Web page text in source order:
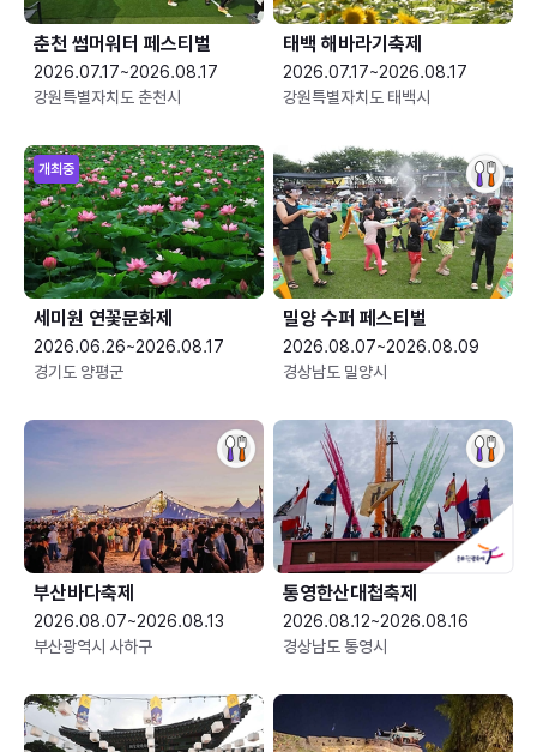
춘천 썸머워터 페스티벌
2026.07.17~2026.08.17
강원특별자치도 춘천시
태백 해바라기축제
2026.07.17~2026.08.17
강원특별자치도 태백시
개최중
세미원 연꽃문화제
2026.06.26~2026.08.17
경기도 양평군
밀양 수퍼 페스티벌
2026.08.07~2026.08.09
경상남도 밀양시
부산바다축제
2026.08.07~2026.08.13
부산광역시 사하구
통영한산대첩축제
2026.08.12~2026.08.16
경상남도 통영시